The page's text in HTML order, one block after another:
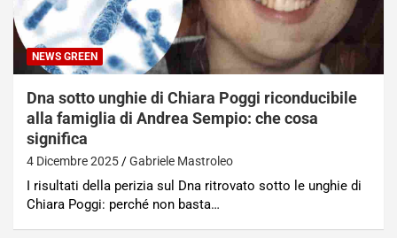
NEWS GREEN
Dna sotto unghie di Chiara Poggi riconducibile
alla famiglia di Andrea Sempio: che cosa
significa
4 Dicembre 2025 Gabriele Mastroleo
I risultati della perizia sul Dna ritrovato sotto le unghie di
Chiara Poggi: perché non basta…